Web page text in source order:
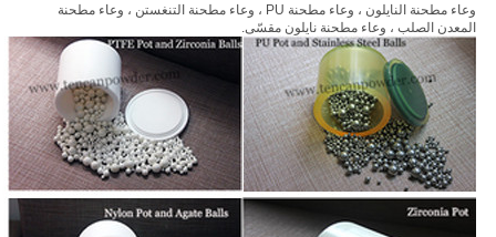
وعاء مطحنة النايلون ، وعاء مطحنة PU ، وعاء مطحنة التنغستن ، وعاء مطحنة
المعدن الصلب ، وعاء مطحنة نايلون مقسّى.